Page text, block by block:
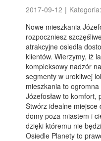
2017-09-12 |
Nowe mieszkania
rozpoczniesz
atrakcyjne osiedla
klientów. Wierzymy, iż
kompleksowy nadzór
segmenty w urokliwej
mieszkania to
Józefosław to komfort,
Stwórz idealne miejsce
domy poza miastem i
dzięki któremu nie
Osiedle Planety to